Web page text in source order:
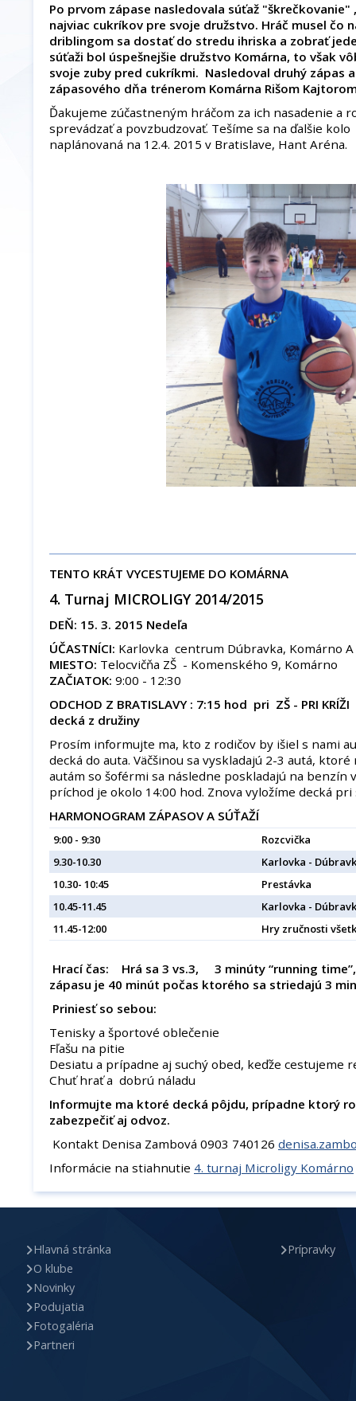
Po prvom zápase nasledovala súťaž
najviac cukríkov pre svoje družstvo. Hráč musel čo
driblingom sa dostať do stredu ihriska a zobrať
súťaži bol úspešnejšie družstvo Komárna, to však
svoje zuby pred cukríkmi. Nasledoval druhý zápas
zápasového dňa trénerom Komárna Rišom
Ďakujeme zúčastneným hráčom za ich nasadenie a
sprevádzať a povzbudzovať. Tešíme sa na ďalšie
naplánovaná na 12.4. 2015 v Bratislave, Hant Aréna.
TENTO KRÁT VYCESTUJEME DO KOMÁRNA
4. Turnaj MICROLIGY 2014/2015
DEŇ: 15. 3. 2015 Nedeľa
ÚČASTNÍCI: Karlovka centrum Dúbravka, Komárno A
MIESTO: Telocvičňa ZŠ - Komenského 9, Komárno
ZAČIATOK: 9:00 - 12:30
ODCHOD Z BRATISLAVY : 7:15 hod pri ZŠ - PRI
decká z družiny
Prosím informujte ma, kto z rodičov by išiel s nami
decká do auta. Väčšinou sa vyskladajú 2-3 autá, ktoré
autám so šoférmi sa následne poskladajú na benzín
príchod je okolo 14:00 hod. Znova vyložíme decká pri
HARMONOGRAM ZÁPASOV A SÚŤAŽÍ
9:00 - 9:30
Rozcvička
9.30-10.30
Karlovka -
10.30- 10:45
Prestávka
10.45-11.45
Karlovka -
11.45-12:00
Hry zručnosti
Hrací čas:
Hrá sa 3 vs.3, 3 minúty “running
zápasu je 40 minút počas ktorého sa striedajú 3
Priniesť so sebou:
Tenisky a športové oblečenie
Fľašu na pitie
Desiatu a prípadne aj suchý obed, keďže cestujeme
Chuť hrať a dobrú náladu
Informujte ma ktoré decká pôjdu, prípadne ktorý
zabezpečiť aj odvoz.
Kontakt Denisa Zambová 0903 740126
Informácie na stiahnutie 4. turnaj Microligy Komárno
Hlavná stránka
O klube
Novinky
Podujatia
Fotogaléria
Partneri
Prípravky